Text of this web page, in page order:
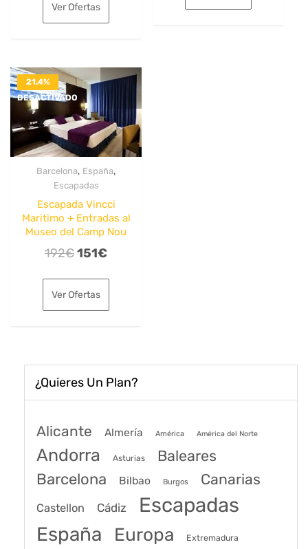
era:
es:
Ver Ofertas
era:
es:
21.4%
DESACTIVADO
Barcelona, España,
Escapadas
Escapada Vincci
Maritimo + Entradas al
Museo del Camp Nou
192€El
original
era:
151€El
es:
Ver Ofertas
¿Quieres Un Plan?
Alicante Almería América América del Norte
Andorra Asturias Baleares
Barcelona Bilbao Burgos Canarias
Castellon Cádiz Escapadas
España Europa Extremadura